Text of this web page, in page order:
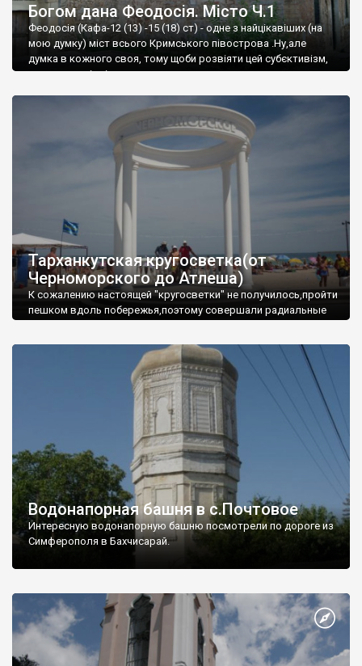
Богом дана Феодосія. Місто Ч.1
Феодосія (Кафа-12 (13) -15 (18) ст) - одне з найцікавіших (на
мою думку) міст всього Кримського півострова .Ну,але
думка в кожного своя, тому щоби розвіяти цей субєктивізм,
запрошую відвідати це
Тарханкутская кругосветка(от
Черноморского до Атлеша)
К сожалению настоящей "кругосветки" не получилось,пройти
пешком вдоль побережья,поэтому совершали радиальные
Водонапорная башня в с.Почтовое
Интересную водонапорную башню посмотрели по дороге из
Симферополя в Бахчисарай.